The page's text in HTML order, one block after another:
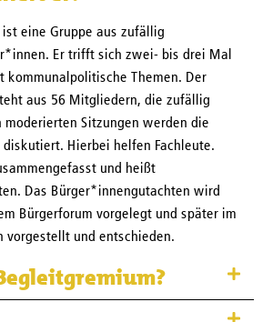
eine Gruppe aus zufällig
Er trifft sich zwei- bis drei Mal
kommunalpolitische Themen. Der
aus 56 Mitgliedern, die zufällig
Sitzungen werden die
diskutiert. Hierbei helfen Fachleute.
und heißt
Das Bürger*innengutachten wird
Bürgerforum vorgelegt und später im
vorgestellt und entschieden.